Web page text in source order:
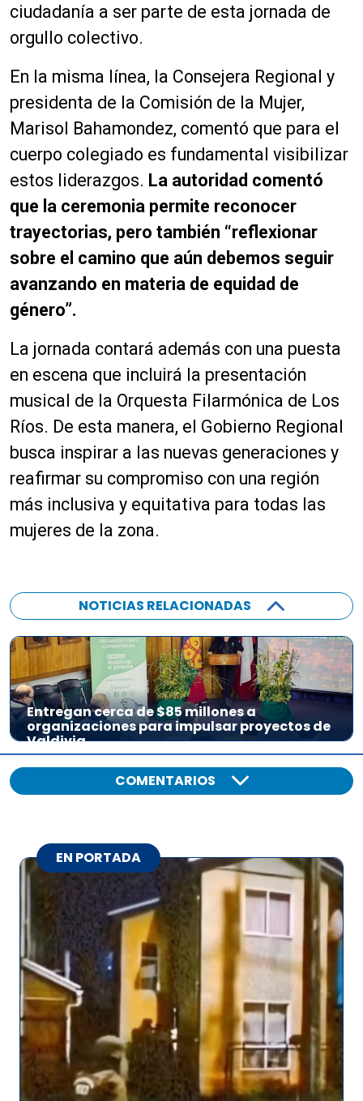
ciudadanía a ser parte de esta jornada de
orgullo colectivo.
En la misma línea, la Consejera Regional y
presidenta de la Comisión de la Mujer,
Marisol Bahamondez, comentó que para el
cuerpo colegiado es fundamental visibilizar
estos liderazgos. La autoridad comentó
que la ceremonia permite reconocer
trayectorias, pero también “reflexionar
sobre el camino que aún debemos seguir
avanzando en materia de equidad de
género”.
La jornada contará además con una puesta
en escena que incluirá la presentación
musical de la Orquesta Filarmónica de Los
Ríos. De esta manera, el Gobierno Regional
busca inspirar a las nuevas generaciones y
reafirmar su compromiso con una región
más inclusiva y equitativa para todas las
mujeres de la zona.
NOTICIAS RELACIONADAS
Entregan cerca de $85 millones a
organizaciones para impulsar proyectos de
Valdivia
COMENTARIOS
EN PORTADA